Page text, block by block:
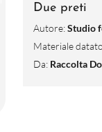
Due preti
Autore:Studio
Materiale
Da: Raccolta